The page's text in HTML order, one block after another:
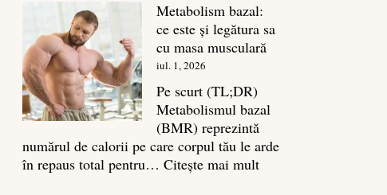
Metabolism bazal:
ce este și legătura sa
cu masa musculară
iul. 1, 2026
Pe scurt (TL;DR)
Metabolismul bazal
(BMR) reprezintă
numărul de calorii pe care corpul tău le arde
în repaus total pentru…Citește mai mult: